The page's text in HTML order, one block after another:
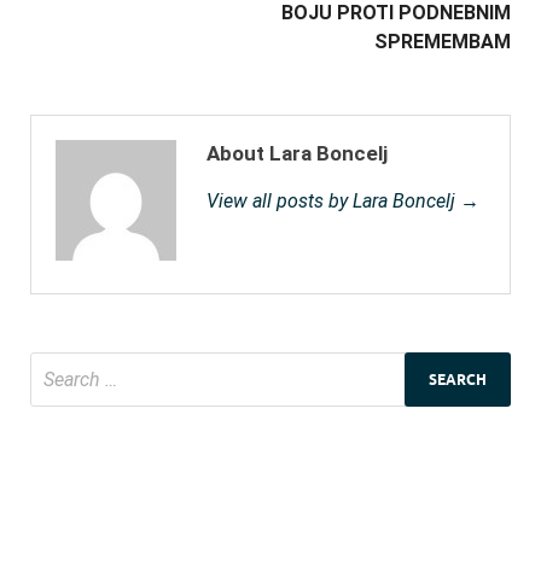
BOJU PROTI PODNEBNIM
SPREMEMBAM
About Lara Boncelj
View all posts by Lara Boncelj →